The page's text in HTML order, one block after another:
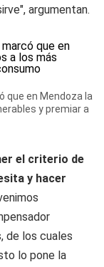
argumentan.
que en Mendoza la
y premiar a
el criterio de
y hacer
de los cuales
lo pone la